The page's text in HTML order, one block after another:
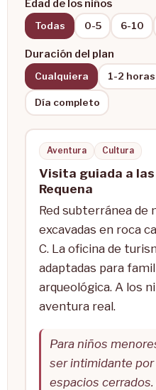
Edad de los niños
Todas 0-5 6-10
Duración del plan
Cualquiera 1-2 horas
Día completo
Aventura Cultura
Visita guiada a
Requena
Red subterránea de
excavadas en roca
C. La oficina de
adaptadas para
arqueológica. A los
aventura real.
Para niños
ser intimidante
espacios